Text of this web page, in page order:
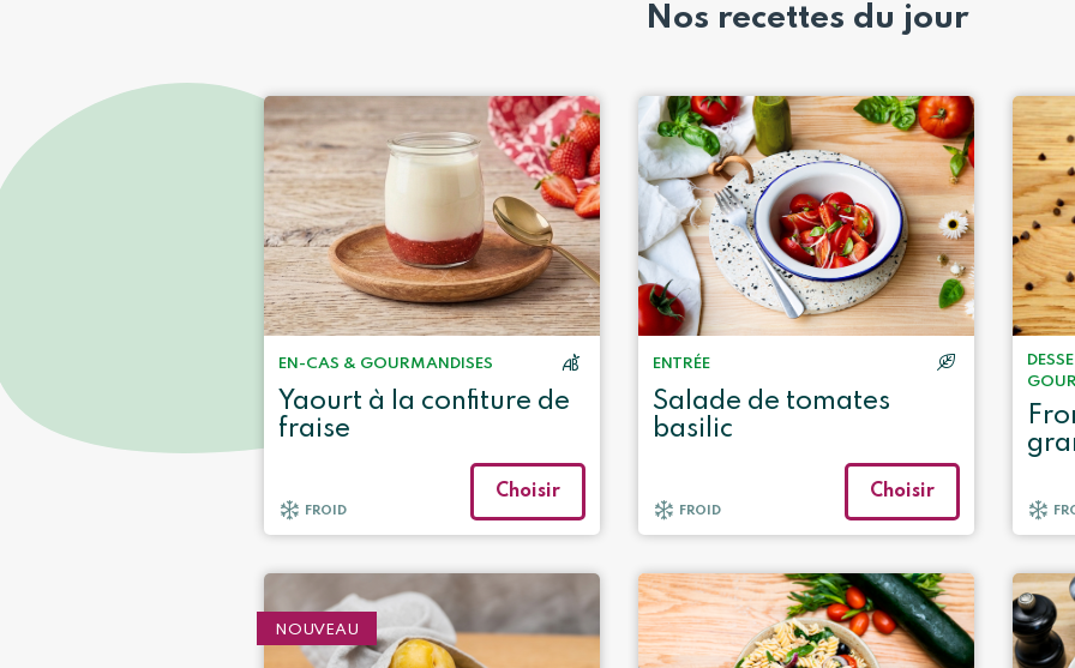
Nos recettes du jour
EN-CAS & GOURMANDISES
Yaourt à la confiture de
fraise
FROID
Choisir
ENTRÉE
Salade de tomates
basilic
FROID
Choisir
NOUVEAU